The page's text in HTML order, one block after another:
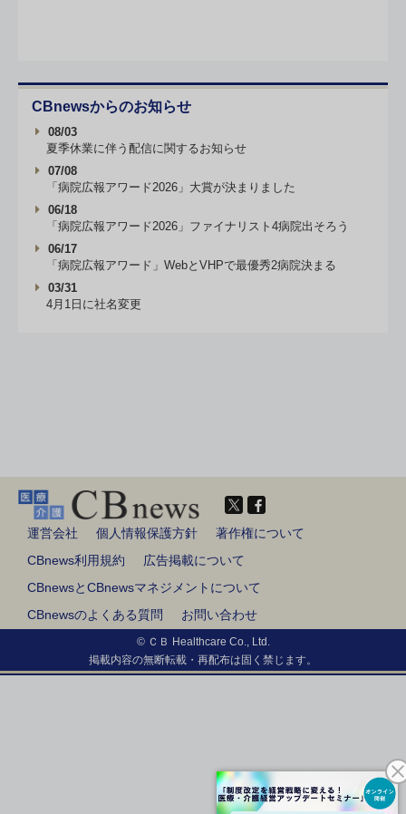
CBnewsからのお知らせ
08/03
夏季休業に伴う配信に関するお知らせ
07/08
「病院広報アワード2026」大賞が決まりました
06/18
「病院広報アワード2026」ファイナリスト4病院出そろう
06/17
「病院広報アワード」WebとVHPで最優秀2病院決まる
03/31
4月1日に社名変更
運営会社 個人情報保護方針
著作権について
CBnews利用規約
広告掲載について
CBnewsとCBnewsマネジメントについて
CBnewsのよくある質問
お問い合わせ
© ＣＢ Healthcare Co., Ltd.
掲載内容の無断転載・再配布は固く禁じます。